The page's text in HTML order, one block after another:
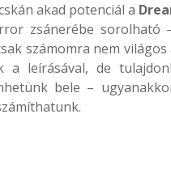
akad potenciál a
zsánerébe sorolható
számomra nem
a leírásával, de
bele –